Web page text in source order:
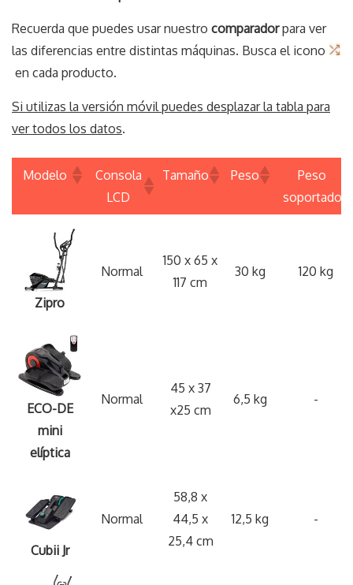
Recuerda que puedes usar nuestro comparadorpara ver
las diferencias entre distintas máquinas. Busca el icono
en cada producto.
Si utilizas la versión móvil puedes desplazar la tabla para
ver todos los datos.
Modelo
Consola
LCD
Tamaño Peso
Peso
soportado
Zipro
Normal
150 x 65 x
117 cm
30 kg 120 kg
ECO-DE
mini
elíptica
Normal
45 x 37
x25 cm
6,5 kg -
Cubii Jr
Normal
58,8 x
44,5 x
25,4 cm
12,5 kg -